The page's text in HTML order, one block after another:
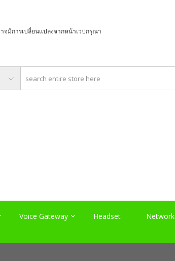
จมีการเปลี่ยนแปลงจากหน้าเวปกรุณา
Voice Gateway Headset Network